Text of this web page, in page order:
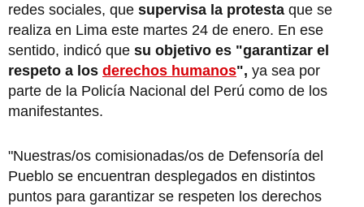
redes sociales, que supervisa la protesta que se
realiza en Lima este martes 24 de enero. En ese
sentido, indicó que su objetivo es "garantizar el
respeto a los derechos humanos", ya sea por
parte de la Policía Nacional del Perú como de los
manifestantes.
"Nuestras/os comisionadas/os de Defensoría del
Pueblo se encuentran desplegados en distintos
puntos para garantizar se respeten los derechos